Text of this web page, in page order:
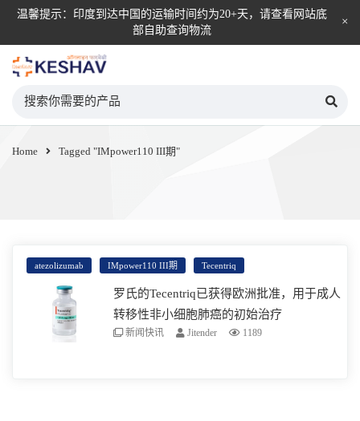
温馨提示：印度到达中国的运输时间约为20+天，请查看网站底
部自助查询物流
Home Tagged "IMpower110 III期"
atezolizumab IMpower110 III期 Tecentriq
罗氏的Tecentriq已获得欧洲批准，用于成人
转移性非小细胞肺癌的初始治疗
新闻快讯 Jitender 1189